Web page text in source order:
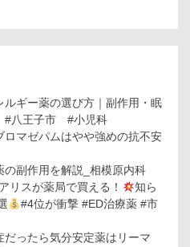
ルギー薬の選び方｜副作用・眠
#八王子市 #小児科
ロマゼパムはやや強めの抗不安
副作用を解説_相模原内科
リスが薬局で買える！
知ら
#4位が衝撃 #ED治療薬 #市
だったら気分安定薬はリーマ